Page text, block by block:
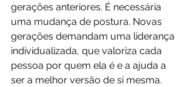
gerações anteriores. É necessária
uma mudança de postura. Novas
gerações demandam uma liderança
individualizada, que valoriza cada
pessoa por quem ela é e a ajuda a
ser a melhor versão de si mesma.